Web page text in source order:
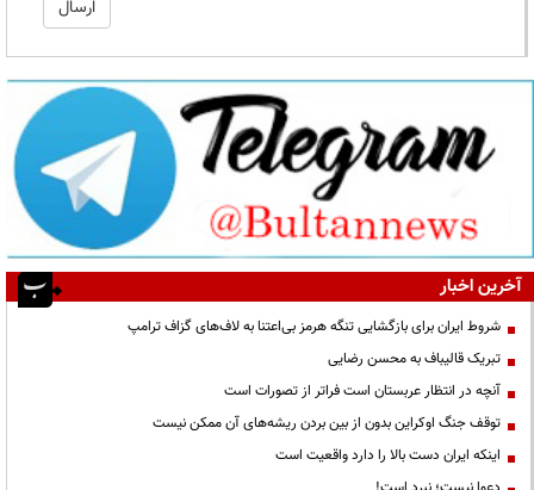
آخرین اخبار
شروط ایران برای بازگشایی تنگه هرمز بی‌اعتنا به لاف‌های گزاف ترامپ
تبریک قالیباف به محسن رضایی
آنچه در انتظار عربستان است فراتر از تصورات است
توقف جنگ اوکراین بدون از بین بردن ریشه‌های آن ممکن نیست
اینکه ایران دست بالا را دارد واقعیت است